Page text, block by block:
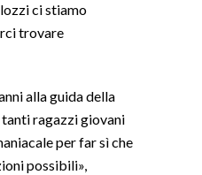
ci stiamo
trovare
alla guida della
ragazzi giovani
per far sì che
possibili»,